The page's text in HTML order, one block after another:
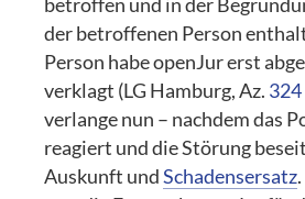
betroffen und in der
der betroffenen Person
Person habe openJur erst
verklagt (LG Hamburg, Az.
verlange nun – nachdem das
reagiert und die Störung
Auskunft undSchadensersatz